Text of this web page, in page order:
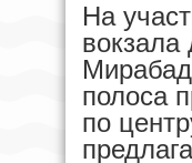
На
вокзала
полоса
по